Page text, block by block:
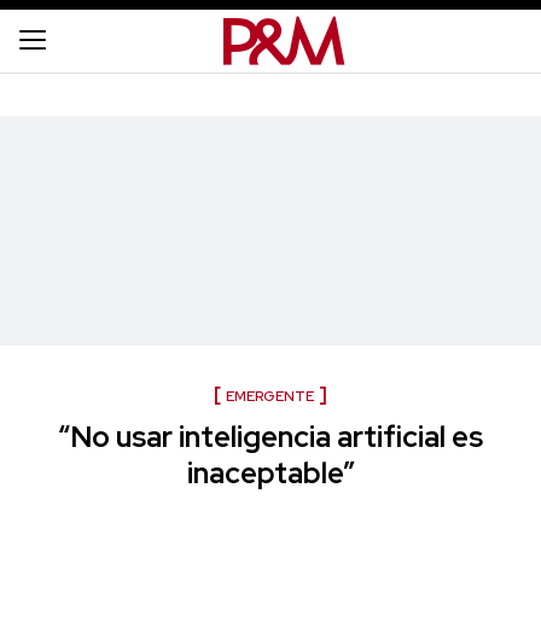
EMERGENTE
“No usar inteligencia artificial es
inaceptable”